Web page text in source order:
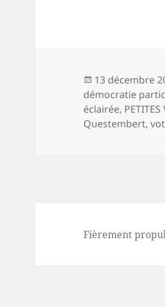
Publié
le
13 décembre
démocratie
éclairée,
Questembert,
Fièrement